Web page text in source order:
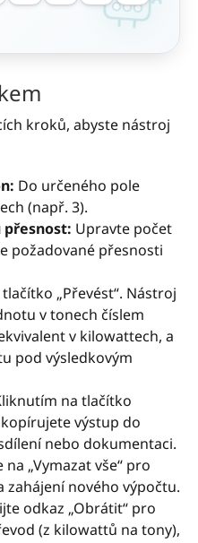
kroků, abyste nástroj
Do určeného pole
(např. 3).
Upravte počet
požadované přesnosti
„Převést“. Nástroj
v tonech číslem
v kilowattech, a
pod výsledkovým
na tlačítko
výstup do
nebo dokumentaci.
na „Vymazat vše“ pro
zahájení nového výpočtu.
odkaz „Obrátit“ pro
(z kilowattů na tony),